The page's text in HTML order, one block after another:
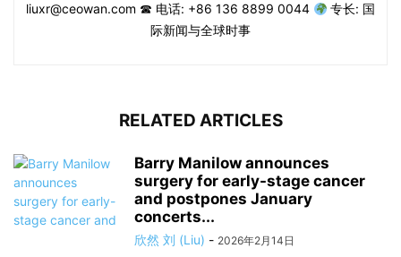
liuxr@ceowan.com ☎ 电话: +86 136 8899 0044
专长: 国
际新闻与全球时事
RELATED ARTICLES
Barry Manilow announces
surgery for early-stage cancer
and postpones January
concerts...
欣然 刘 (Liu) - 2026年2月14日